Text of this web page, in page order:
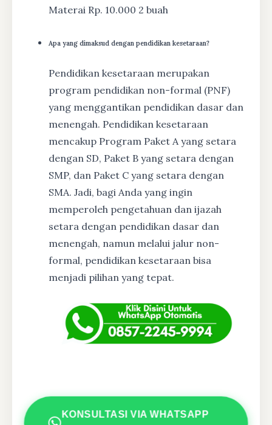
Materai Rp. 10.000 2 buah
Apa yang dimaksud dengan pendidikan kesetaraan?
Pendidikan kesetaraan merupakan
program pendidikan non-formal (PNF)
yang menggantikan pendidikan dasar dan
menengah. Pendidikan kesetaraan
mencakup Program Paket A yang setara
dengan SD, Paket B yang setara dengan
SMP, dan Paket C yang setara dengan
SMA. Jadi, bagi Anda yang ingin
memperoleh pengetahuan dan ijazah
setara dengan pendidikan dasar dan
menengah, namun melalui jalur non-
formal, pendidikan kesetaraan bisa
menjadi pilihan yang tepat.
KONSULTASI VIA WHATSAPP